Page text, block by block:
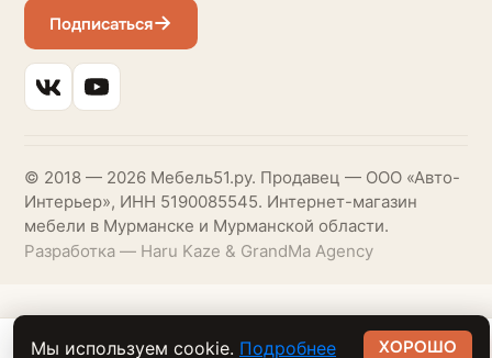
Подписаться
© 2018 — 2026 Мебель51.ру. Продавец — ООО «Авто-
Интерьер», ИНН 5190085545. Интернет-магазин
мебели в Мурманске и Мурманской области.
Разработка — Haru Kaze & GrandMa Agency
Мы используем cookie. Подробнее ХОРОШО